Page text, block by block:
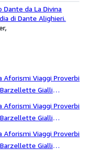
Dante da La Divina
di Dante Alighieri.
sensibilità
Aforismi Viaggi Proverbi
Gialli
senza ritorno
Aforismi Viaggi Proverbi
Gialli
serenata
Aforismi Viaggi Proverbi
Gialli